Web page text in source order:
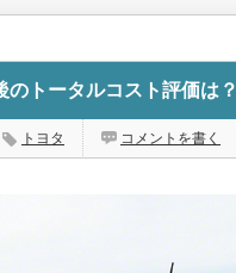
のトータルコスト評価は？
トヨタ コメントを書く